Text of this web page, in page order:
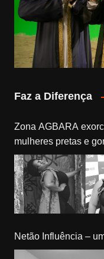
Faz a Diferença
Zona AGBARA
mulheres pretas e
Netão Influência –